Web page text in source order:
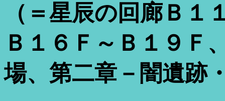
（＝星辰の回廊Ｂ１
Ｂ１６Ｆ～Ｂ１９Ｆ
場、第二章－闇遺跡